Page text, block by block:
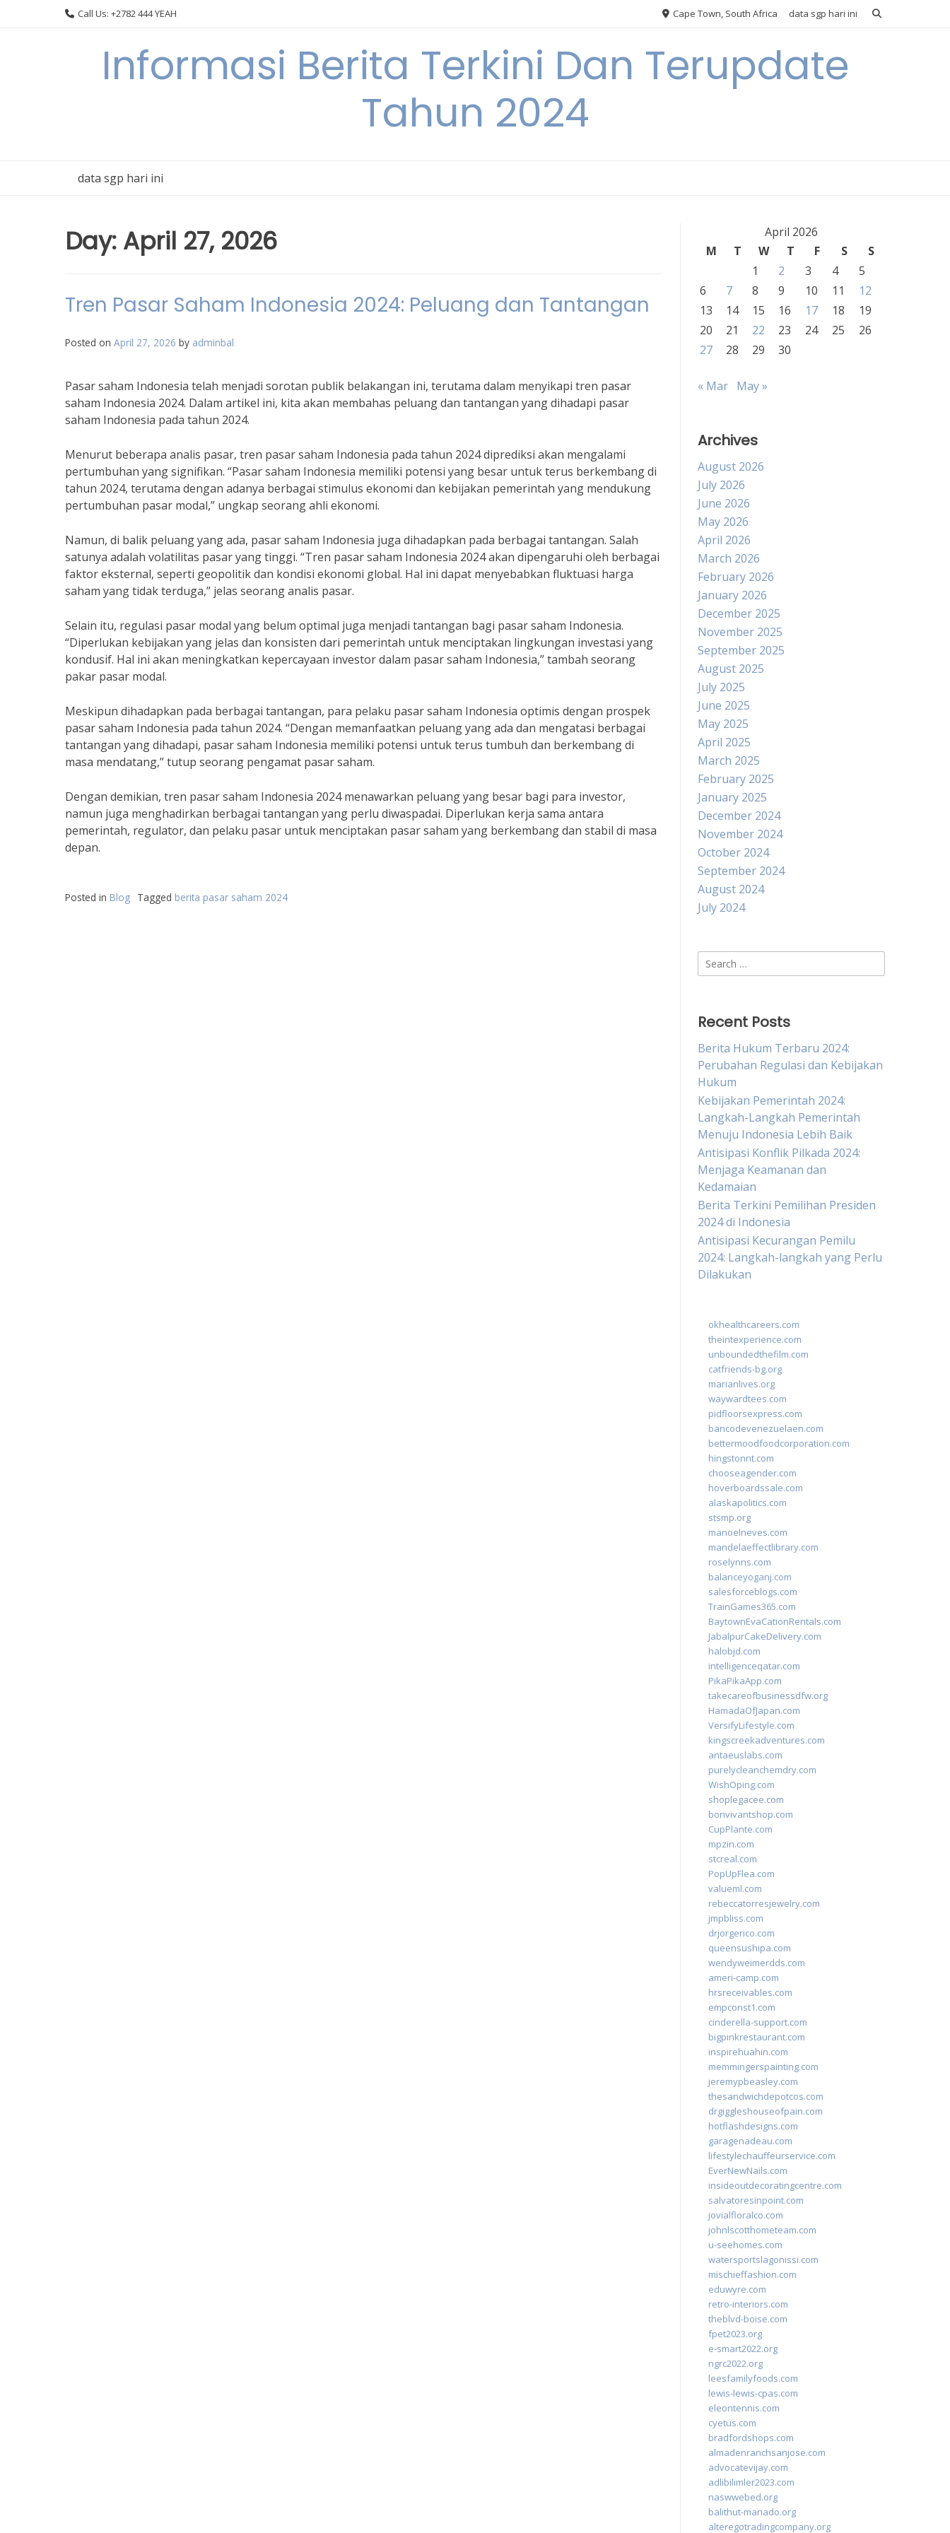
Call Us: +2782 444 YEAH Cape Town, South Africa data sgp hari ini
Informasi Berita Terkini Dan Terupdate
Tahun 2024
data sgp hari ini
Day: April 27, 2026
Tren Pasar Saham Indonesia 2024: Peluang dan Tantangan
Posted on April 27, 2026 by adminbal
Pasar saham Indonesia telah menjadi sorotan publik belakangan ini, terutama dalam menyikapi tren pasar
saham Indonesia 2024. Dalam artikel ini, kita akan membahas peluang dan tantangan yang dihadapi pasar
saham Indonesia pada tahun 2024.
Menurut beberapa analis pasar, tren pasar saham Indonesia pada tahun 2024 diprediksi akan mengalami
pertumbuhan yang signifikan. “Pasar saham Indonesia memiliki potensi yang besar untuk terus berkembang di
tahun 2024, terutama dengan adanya berbagai stimulus ekonomi dan kebijakan pemerintah yang mendukung
pertumbuhan pasar modal,” ungkap seorang ahli ekonomi.
Namun, di balik peluang yang ada, pasar saham Indonesia juga dihadapkan pada berbagai tantangan. Salah
satunya adalah volatilitas pasar yang tinggi. “Tren pasar saham Indonesia 2024 akan dipengaruhi oleh berbagai
faktor eksternal, seperti geopolitik dan kondisi ekonomi global. Hal ini dapat menyebabkan fluktuasi harga
saham yang tidak terduga,” jelas seorang analis pasar.
Selain itu, regulasi pasar modal yang belum optimal juga menjadi tantangan bagi pasar saham Indonesia.
“Diperlukan kebijakan yang jelas dan konsisten dari pemerintah untuk menciptakan lingkungan investasi yang
kondusif. Hal ini akan meningkatkan kepercayaan investor dalam pasar saham Indonesia,” tambah seorang
pakar pasar modal.
Meskipun dihadapkan pada berbagai tantangan, para pelaku pasar saham Indonesia optimis dengan prospek
pasar saham Indonesia pada tahun 2024. “Dengan memanfaatkan peluang yang ada dan mengatasi berbagai
tantangan yang dihadapi, pasar saham Indonesia memiliki potensi untuk terus tumbuh dan berkembang di
masa mendatang,” tutup seorang pengamat pasar saham.
Dengan demikian, tren pasar saham Indonesia 2024 menawarkan peluang yang besar bagi para investor,
namun juga menghadirkan berbagai tantangan yang perlu diwaspadai. Diperlukan kerja sama antara
pemerintah, regulator, dan pelaku pasar untuk menciptakan pasar saham yang berkembang dan stabil di masa
depan.
Posted in Blog Tagged berita pasar saham 2024
April 2026
M
T W T F S
S
1
2 3 4
5
6
7 8 9 10 11
12
13
14 15 16 17 18
19
20
21 22 23 24 25
26
27
28 29 30
« Mar May »
Archives
August 2026
July 2026
June 2026
May 2026
April 2026
March 2026
February 2026
January 2026
December 2025
November 2025
September 2025
August 2025
July 2025
June 2025
May 2025
April 2025
March 2025
February 2025
January 2025
December 2024
November 2024
October 2024
September 2024
August 2024
July 2024
Search
for:
Recent Posts
Berita Hukum Terbaru 2024:
Perubahan Regulasi dan Kebijakan
Hukum
Kebijakan Pemerintah 2024:
Langkah-Langkah Pemerintah
Menuju Indonesia Lebih Baik
Antisipasi Konflik Pilkada 2024:
Menjaga Keamanan dan
Kedamaian
Berita Terkini Pemilihan Presiden
2024 di Indonesia
Antisipasi Kecurangan Pemilu
2024: Langkah-langkah yang Perlu
Dilakukan
okhealthcareers.com
theintexperience.com
unboundedthefilm.com
catfriends-bg.org
marianlives.org
waywardtees.com
pidfloorsexpress.com
bancodevenezuelaen.com
bettermoodfoodcorporation.com
hingstonnt.com
chooseagender.com
hoverboardssale.com
alaskapolitics.com
stsmp.org
manoelneves.com
mandelaeffectlibrary.com
roselynns.com
balanceyoganj.com
salesforceblogs.com
TrainGames365.com
BaytownEvaCationRentals.com
JabalpurCakeDelivery.com
halobjd.com
intelligenceqatar.com
PikaPikaApp.com
takecareofbusinessdfw.org
HamadaOfJapan.com
VersifyLifestyle.com
kingscreekadventures.com
antaeuslabs.com
purelycleanchemdry.com
WishOping.com
shoplegacee.com
bonvivantshop.com
CupPlante.com
mpzin.com
stcreal.com
PopUpFlea.com
valueml.com
rebeccatorresjewelry.com
jmpbliss.com
drjorgerico.com
queensushipa.com
wendyweimerdds.com
ameri-camp.com
hrsreceivables.com
empconst1.com
cinderella-support.com
bigpinkrestaurant.com
inspirehuahin.com
memmingerspainting.com
jeremypbeasley.com
thesandwichdepotcos.com
drgiggleshouseofpain.com
hotflashdesigns.com
garagenadeau.com
lifestylechauffeurservice.com
EverNewNails.com
insideoutdecoratingcentre.com
salvatoresinpoint.com
jovialfloralco.com
johnlscotthometeam.com
u-seehomes.com
watersportslagonissi.com
mischieffashion.com
eduwyre.com
retro-interiors.com
theblvd-boise.com
fpet2023.org
e-smart2022.org
ngrc2022.org
leesfamilyfoods.com
lewis-lewis-cpas.com
eleontennis.com
cyetus.com
bradfordshops.com
almadenranchsanjose.com
advocatevijay.com
adlibilimler2023.com
naswwebed.org
balithut-manado.org
alteregotradingcompany.org